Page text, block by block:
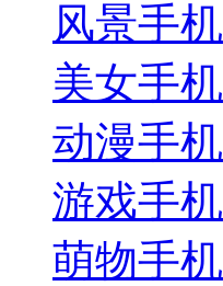
风景手机
美女手机
动漫手机
游戏手机
萌物手机